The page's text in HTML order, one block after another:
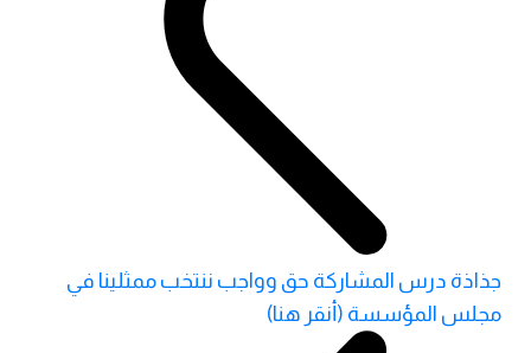
جذاذة درس المشاركة حق وواجب ننتخب ممثلينا في
مجلس المؤسسة (أنقر هنا)